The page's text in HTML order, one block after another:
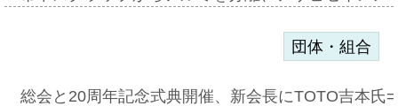
団体・組合
総会と20周年記念式典開催、新会長にTOTO吉本氏